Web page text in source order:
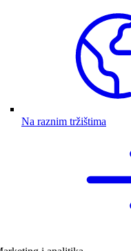
Na raznim tržištima